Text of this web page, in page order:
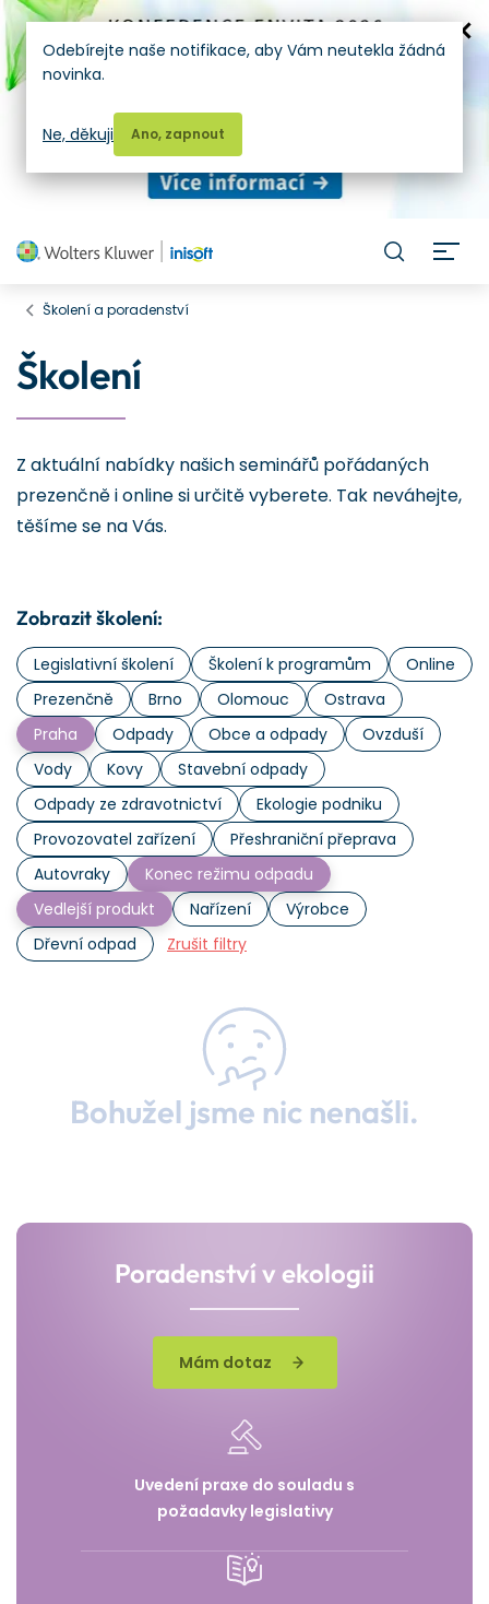
Školení a poradenství
Školení
Z aktuální nabídky našich seminářů pořádaných
prezenčně i online si určitě vyberete. Tak neváhejte,
těšíme se na Vás.
Zobrazit školení:
Legislativní školení Školení k programům
Online
Prezenčně
Brno Olomouc
Ostrava
Praha
Odpady Obce a odpady
Ovzduší
Vody
Kovy
Stavební odpady
Odpady ze zdravotnictví
Ekologie podniku
Provozovatel zařízení
Přeshraniční přeprava
Autovraky
Konec režimu odpadu
Vedlejší produkt
Nařízení
Výrobce
Dřevní odpad
Zrušit filtry
Bohužel jsme nic nenašli.
Poradenství v ekologii
Mám dotaz
Uvedení praxe do souladu s
požadavky legislativy
Odebírejte naše notifikace, aby Vám neutekla žádná
novinka.
Ano, zapnout
Ne, děkuji